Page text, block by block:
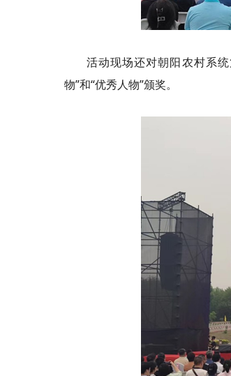
活动现场还对朝阳农村系
物”和“优秀人物”颁奖。